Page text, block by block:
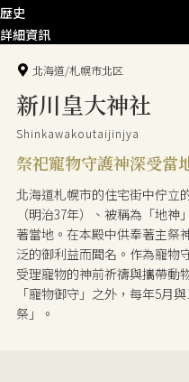
歴史
詳細資訊
北海道/札幌市北区
新川皇大神社
Shinkawakoutaijinjya
祭祀寵物守護神深受當
北海道札幌市的住宅街中佇立
（明治37年）、被稱為「地
著當地。在本殿中供奉著主祭
泛的御利益而聞名。作為寵物
受理寵物的神前祈禱與攜帶動
「寵物御守」之外，每年5月
祭」。